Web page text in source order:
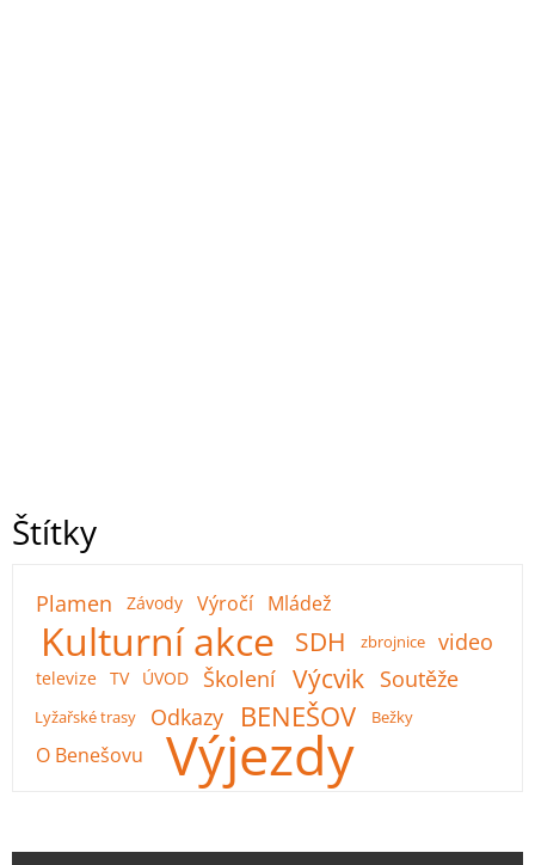
Štítky
Plamen Závody Výročí Mládež
Kulturní akce SDH zbrojnice video
televize TV ÚVOD Školení Výcvik Soutěže
Lyžařské trasy Odkazy BENEŠOV Bežky
O Benešovu Výjezdy